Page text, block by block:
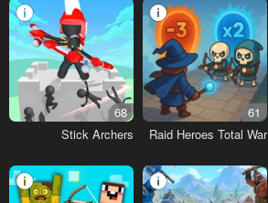
61
Raid Heroes Total War
68
Stick Archers